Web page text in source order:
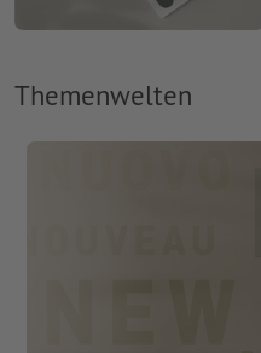
Themenwelten